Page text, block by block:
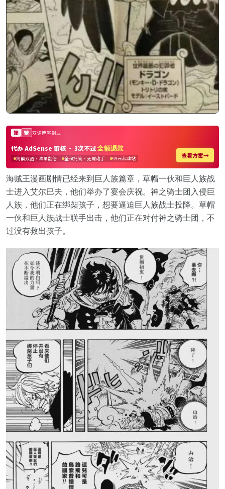
海贼王漫画剧情已经来到巨人族篇章，草帽一伙和巨人族战
士进入艾尔巴夫，他们举办了宴会庆祝。神之骑士团入侵巨
人族，他们正在绑架孩子，想要逼迫巨人族战士投降。草帽
一伙和巨人族战士联手出击，他们正在对付神之骑士团，不
过没有救出孩子。